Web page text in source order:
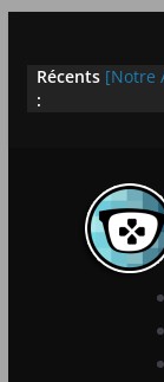
contenu
Récents
:
[Notre
[PS5]
LEGO